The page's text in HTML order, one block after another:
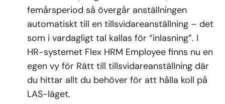
femårsperiod så övergår anställningen
automatiskt till en tillsvidareanställning – det
som i vardagligt tal kallas för “inlasning”. I
HR-systemet Flex HRM Employee finns nu en
egen vy för Rätt till tillsvidareanställning där
du hittar allt du behöver för att hålla koll på
LAS-läget.